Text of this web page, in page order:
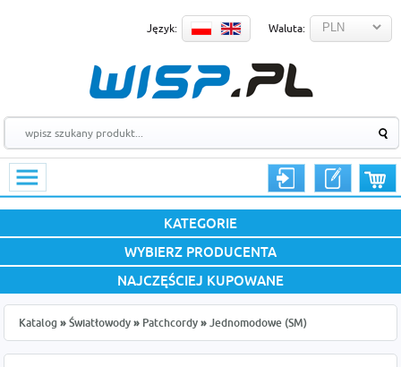
Język: Waluta:
KATEGORIE
WYBIERZ PRODUCENTA
NAJCZĘŚCIEJ KUPOWANE
Katalog » Światłowody » Patchcordy » Jednomodowe (SM)